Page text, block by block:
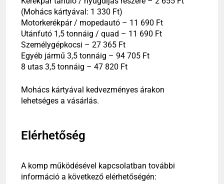
(Mohács kártyával: 1 330 Ft)
Motorkerékpár / mopedautó – 11 690 Ft
Utánfutó 1,5 tonnáig / quad – 11 690 Ft
Személygépkocsi – 27 365 Ft
Egyéb jármű 3,5 tonnáig – 94 705 Ft
8 utas 3,5 tonnáig – 47 820 Ft
Mohács kártyával kedvezményes árakon
lehetséges a vásárlás.
Elérhetőség
A komp működésével kapcsolatban további
információ a következő elérhetőségén: